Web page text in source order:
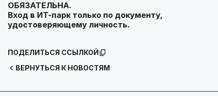
ОБЯЗАТЕЛЬНА.
Вход в ИТ-парк только по документу,
удостоверяющему личность.
ВЕРНУТЬСЯ К НОВОСТЯМ
ПОДЕЛИТЬСЯ ССЫЛКОЙ